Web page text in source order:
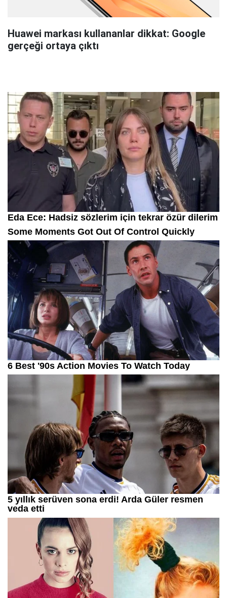
Huawei markası kullananlar dikkat: Google
gerçeği ortaya çıktı